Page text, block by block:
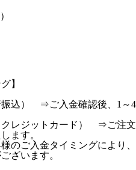
】
込） ⇒ご入金確認後、1～4
レジットカード） ⇒ご注文
ます。
ご入金タイミングにより、
ざいます。